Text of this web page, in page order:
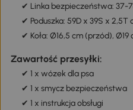
✔ Linka bezpieczeństwa: 37-
✔ Poduszka: 59D x 39S x 2,5T
✔ Koła: Ø16,5 cm (przód), Ø19
Zawartość przesyłki:
✔ 1 x wózek dla psa
✔ 1 x smycz bezpieczeństwa
✔ 1 x instrukcja obsługi